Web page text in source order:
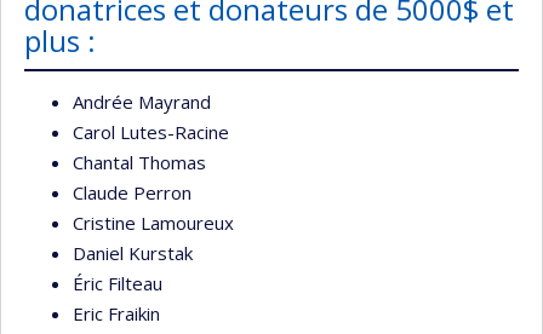
donatrices et donateurs de 5000$ et
plus :
Andrée Mayrand
Carol Lutes-Racine
Chantal Thomas
Claude Perron
Cristine Lamoureux
Daniel Kurstak
Éric Filteau
Eric Fraikin